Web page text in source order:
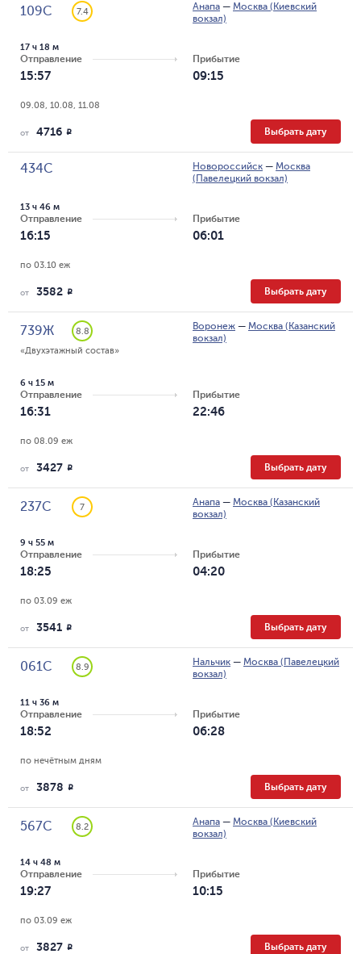
109С 7.4 Анапа — Москва (Киевский
вокзал)
Отправление
15:57
17 ч 18 м
Прибытие
09:15
09.08, 10.08, 11.08
от 4716 R Выбрать дату
434С Новороссийск — Москва
(Павелецкий вокзал)
Отправление
16:15
13 ч 46 м
Прибытие
06:01
по 03.10 еж
от 3582 R Выбрать дату
739Ж
8.8
«Двухэтажный состав»
Воронеж — Москва (Казанский
вокзал)
Отправление
16:31
6 ч 15 м
Прибытие
22:46
по 08.09 еж
от 3427 R Выбрать дату
237С 7 Анапа — Москва (Казанский
вокзал)
Отправление
18:25
9 ч 55 м
Прибытие
04:20
по 03.09 еж
от 3541 R Выбрать дату
061С 8.9 Нальчик — Москва (Павелецкий
вокзал)
Отправление
18:52
11 ч 36 м
Прибытие
06:28
по нечётным дням
от 3878 R Выбрать дату
567С 8.2 Анапа — Москва (Киевский
вокзал)
Отправление
19:27
14 ч 48 м
Прибытие
10:15
по 03.09 еж
от 3827 R Выбрать дату